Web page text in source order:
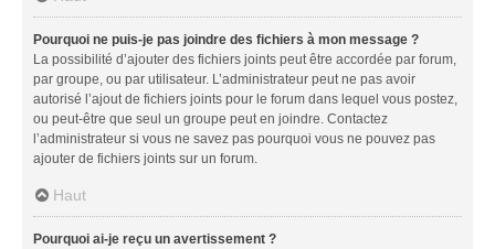
Pourquoi ne puis-je pas joindre des fichiers à mon message ?
La possibilité d’ajouter des fichiers joints peut être accordée par forum,
par groupe, ou par utilisateur. L’administrateur peut ne pas avoir
autorisé l’ajout de fichiers joints pour le forum dans lequel vous postez,
ou peut-être que seul un groupe peut en joindre. Contactez
l’administrateur si vous ne savez pas pourquoi vous ne pouvez pas
ajouter de fichiers joints sur un forum.
Haut
Pourquoi ai-je reçu un avertissement ?